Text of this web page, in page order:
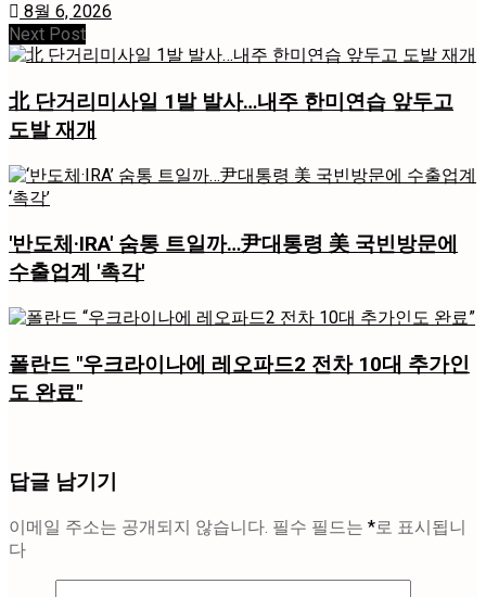
8월 6, 2026
Next Post
北 단거리미사일 1발 발사…내주 한미연습 앞두고
도발 재개
'반도체·IRA' 숨통 트일까…尹대통령 美 국빈방문에
수출업계 '촉각'
폴란드 "우크라이나에 레오파드2 전차 10대 추가인
도 완료"
답글 남기기
이메일 주소는 공개되지 않습니다. 필수 필드는 *로 표시됩니
다